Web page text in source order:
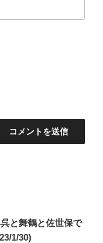
と舞鶴と佐世保で
1/30)